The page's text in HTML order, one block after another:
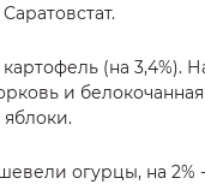
(на 3,4%).
и белокочанная
яблоки.
огурцы, на 2% -